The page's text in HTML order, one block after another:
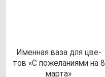
Имен­ная ва­за для цве­
тов «С по­же­ла­ни­ями на 8
мар­та»